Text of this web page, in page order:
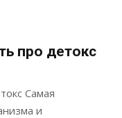
про детокс
Самая
и